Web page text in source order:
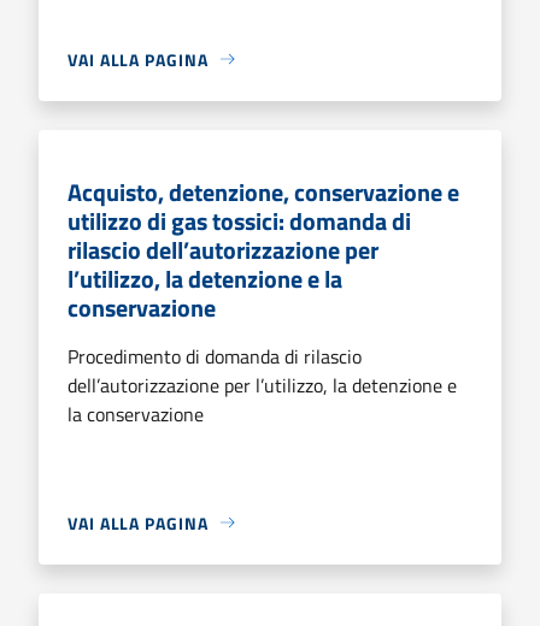
VAI ALLA PAGINA
Acquisto, detenzione, conservazione e
utilizzo di gas tossici: domanda di
rilascio dell’autorizzazione per
l’utilizzo, la detenzione e la
conservazione
Procedimento di domanda di rilascio
dell’autorizzazione per l’utilizzo, la detenzione e
la conservazione
VAI ALLA PAGINA